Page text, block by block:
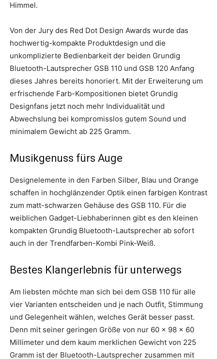
Himmel.
Von der Jury des Red Dot Design Awards wurde das
hochwertig-kompakte Produktdesign und die
unkomplizierte Bedienbarkeit der beiden Grundig
Bluetooth-Lautsprecher GSB 110 und GSB 120 Anfang
dieses Jahres bereits honoriert. Mit der Erweiterung um
erfrischende Farb-Kompositionen bietet Grundig
Designfans jetzt noch mehr Individualität und
Abwechslung bei kompromisslos gutem Sound und
minimalem Gewicht ab 225 Gramm.
Musikgenuss fürs Auge
Designelemente in den Farben Silber, Blau und Orange
schaffen in hochglänzender Optik einen farbigen Kontrast
zum matt-schwarzen Gehäuse des GSB 110. Für die
weiblichen Gadget-Liebhaberinnen gibt es den kleinen
kompakten Grundig Bluetooth-Lautsprecher ab sofort
auch in der Trendfarben-Kombi Pink-Weiß.
Bestes Klangerlebnis für unterwegs
Am liebsten möchte man sich bei dem GSB 110 für alle
vier Varianten entscheiden und je nach Outfit, Stimmung
und Gelegenheit wählen, welches Gerät besser passt.
Denn mit seiner geringen Größe von nur 60 x 98 x 60
Millimeter und dem kaum merklichen Gewicht von 225
Gramm ist der Bluetooth-Lautsprecher zusammen mit